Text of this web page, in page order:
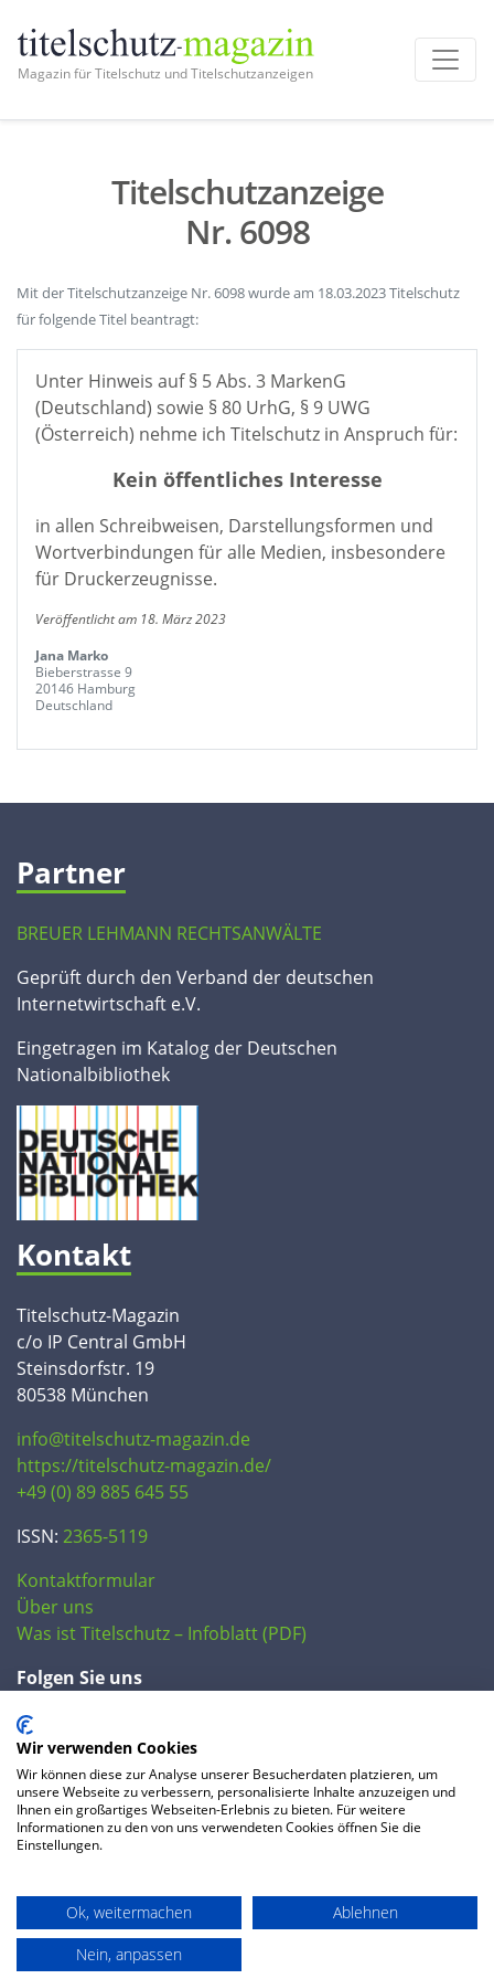
Magazin für Titelschutz und Titelschutzanzeigen
Titelschutzanzeige
Nr. 6098
Mit der Titelschutzanzeige Nr. 6098 wurde am 18.03.2023 Titelschutz
für folgende Titel beantragt:
Unter Hinweis auf § 5 Abs. 3 MarkenG
(Deutschland) sowie § 80 UrhG, § 9 UWG
(Österreich) nehme ich Titelschutz in Anspruch für:
Kein öffentliches Interesse
in allen Schreibweisen, Darstellungsformen und
Wortverbindungen für alle Medien, insbesondere
für Druckerzeugnisse.
Veröffentlicht am 18. März 2023
Jana Marko
Bieberstrasse 9
20146 Hamburg
Deutschland
Partner
BREUER LEHMANN RECHTSANWÄLTE
Geprüft durch den Verband der deutschen
Internetwirtschaft e.V.
Eingetragen im Katalog der Deutschen
Nationalbibliothek
Kontakt
Titelschutz-Magazin
c/o IP Central GmbH
Steinsdorfstr. 19
80538 München
info@titelschutz-magazin.de
https://titelschutz-magazin.de/
+49 (0) 89 885 645 55
ISSN: 2365-5119
Kontaktformular
Über uns
Was ist Titelschutz – Infoblatt (PDF)
Folgen Sie uns
FAQ
Datenschutzerklärung AGB
Preise
Impressum
Wir verwenden Cookies
Wir können diese zur Analyse unserer Besucherdaten platzieren, um
unsere Webseite zu verbessern, personalisierte Inhalte anzuzeigen und
Ihnen ein großartiges Webseiten-Erlebnis zu bieten. Für weitere
Informationen zu den von uns verwendeten Cookies öffnen Sie die
Einstellungen.
Ok, weitermachen
Ablehnen
Nein, anpassen